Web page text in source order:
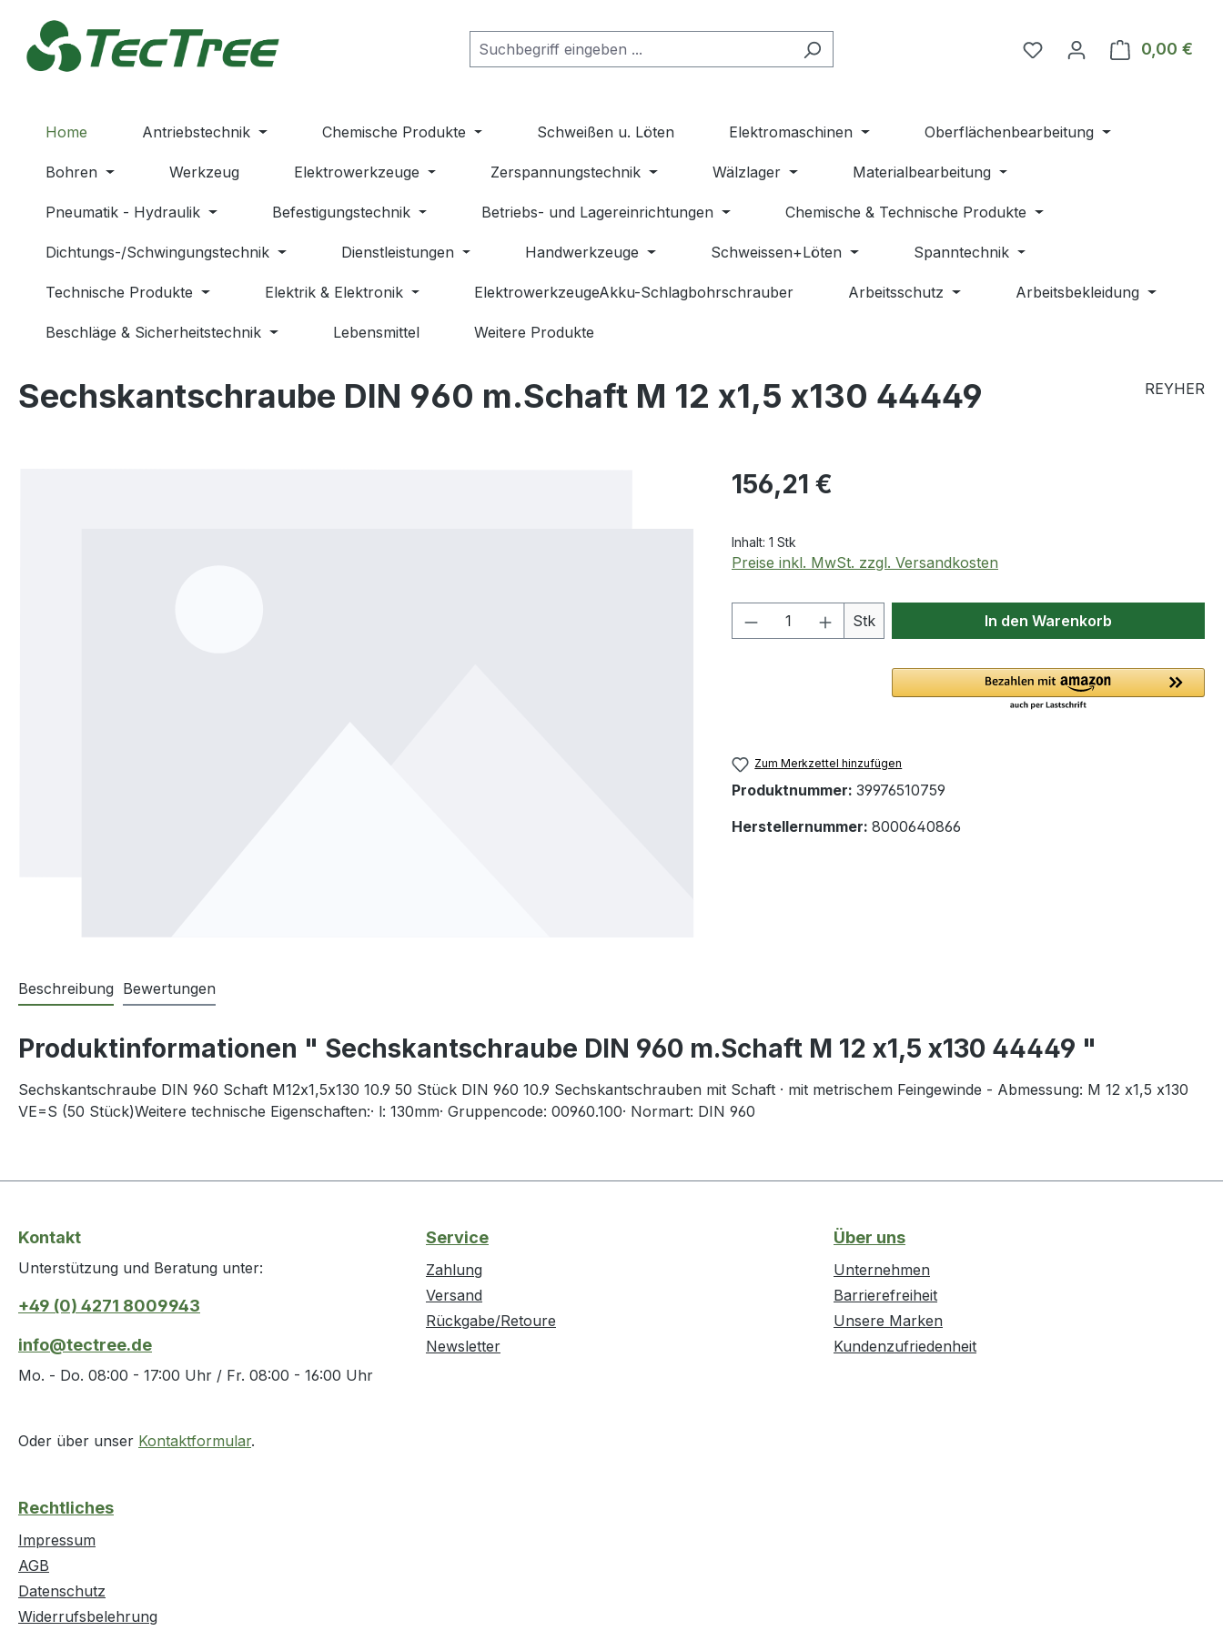
Hauptinhalt springen
Zur Suche springen
Zur Hauptnavigation springen
Du hast 0 Produkte auf
0,00 €
Home Antriebstechnik Chemische Produkte Schweißen u. Löten Elektromaschinen Oberflächenbearbeitung
Bohren Werkzeug Elektrowerkzeuge Zerspannungstechnik Wälzlager Materialbearbeitung
Pneumatik - Hydraulik Befestigungstechnik Betriebs- und Lagereinrichtungen Chemische & Technische Produkte
Dichtungs-/Schwingungstechnik Dienstleistungen Handwerkzeuge Schweissen+Löten Spanntechnik
Technische Produkte Elektrik & Elektronik ElektrowerkzeugeAkku-Schlagbohrschrauber Arbeitsschutz Arbeitsbekleidung
Beschläge & Sicherheitstechnik Lebensmittel Weitere Produkte
Sechskantschraube DIN 960 m.Schaft M 12 x1,5 x130 44449 REYHER
Regulärer Preis:
156,21 €
Inhalt: 1 Stk
Preise inkl. MwSt. zzgl. Versandkosten
Produkt Anzahl: Gib den gewünschten Wert
Stk In den Warenkorb
Zum Merkzettel hinzufügen
Produktnummer: 39976510759
Herstellernummer: 8000640866
Beschreibung Bewertungen
Produktinformationen " Sechskantschraube DIN 960 m.Schaft M 12 x1,5 x130 44449 "
Sechskantschraube DIN 960 Schaft M12x1,5x130 10.9 50 Stück DIN 960 10.9 Sechskantschrauben mit Schaft · mit metrischem Feingewinde - Abmessung: M 12 x1,5 x130
VE=S (50 Stück)Weitere technische Eigenschaften:· l: 130mm· Gruppencode: 00960.100· Normart: DIN 960
Kontakt
Unterstützung und Beratung unter:
+49 (0) 4271 8009943
info@tectree.de
Mo. - Do. 08:00 - 17:00 Uhr / Fr. 08:00 - 16:00 Uhr
Oder über unser Kontaktformular.
Service
Zahlung
Versand
Rückgabe/Retoure
Newsletter
Über uns
Unternehmen
Barrierefreiheit
Unsere Marken
Kundenzufriedenheit
Rechtliches
Impressum
AGB
Datenschutz
Widerrufsbelehrung